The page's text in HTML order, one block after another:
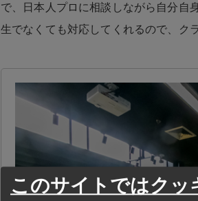
で、日本人プロに相談しながら自分自
生でなくても対応してくれるので、ク
このサイトではクッ